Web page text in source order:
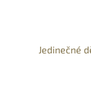
Jedinečné